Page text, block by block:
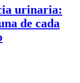
urinaria:
de cada